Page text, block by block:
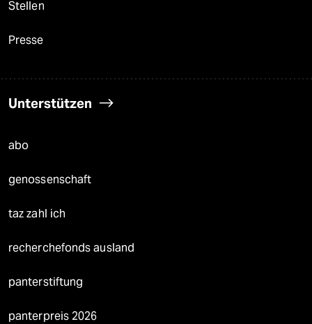
Stellen
Presse
Unterstützen
abo
genossenschaft
taz zahl ich
recherchefonds ausland
panterstiftung
panterpreis 2026